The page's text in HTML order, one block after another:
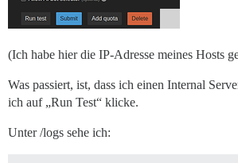
(Ich habe hier die IP-Adresse meines Hosts
Was passiert, ist, dass ich einen Internal
ich auf „Run Test“ klicke.
Unter /logs sehe ich: